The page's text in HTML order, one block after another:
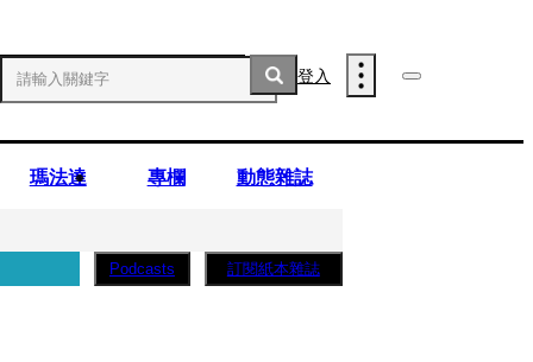
登入
瑪法達 專欄 動態雜誌
Podcasts 訂閱紙本雜誌